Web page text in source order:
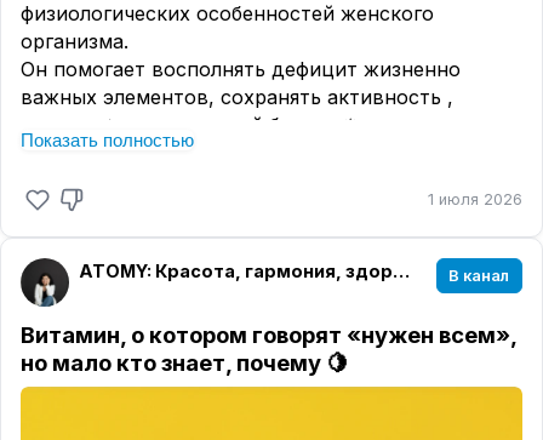
физиологических особенностей женского
организма.
Он помогает восполнять дефицит жизненно
важных элементов, сохранять активность ,
красоту ✨ и внутренний баланс ⚖️ даже в
периоды высоких нагрузок или возрастных
усвоение нутриентов в соответствии с
суточными биоритмами.
☀️ Дневной пакет — для энергии и бодрости.
🌙 Ночной пакет — для восстановления и защиты.
ДЕНЬ (Day)
Показать полностью
1 июля 2026
ATOMY: Красота, гармония, здоровье В канал
Витамин, о котором говорят «нужен всем»,
но мало кто знает, почему 🍋